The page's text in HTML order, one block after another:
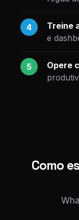
4 Treine
e
5 Opere
Como